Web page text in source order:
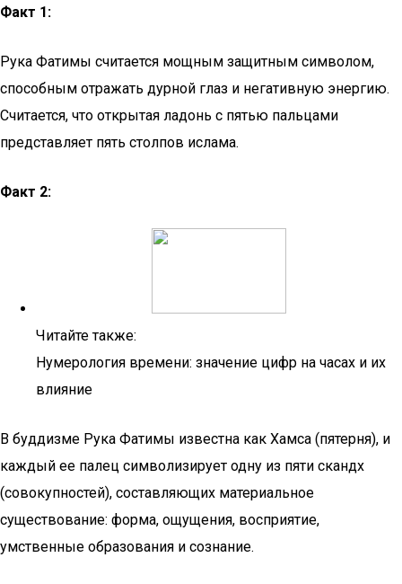
Факт 1:
Рука Фатимы считается мощным защитным символом,
способным отражать дурной глаз и негативную энергию.
Считается, что открытая ладонь с пятью пальцами
представляет пять столпов ислама.
Факт 2:
Читайте также:
Нумерология времени: значение цифр на часах и их
влияние
В буддизме Рука Фатимы известна как Хамса (пятерня), и
каждый ее палец символизирует одну из пяти скандх
(совокупностей), составляющих материальное
существование: форма, ощущения, восприятие,
умственные образования и сознание.